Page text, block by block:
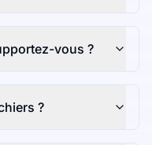
vous ?
?